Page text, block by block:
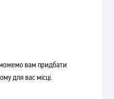
вам придбати
для вас місці.